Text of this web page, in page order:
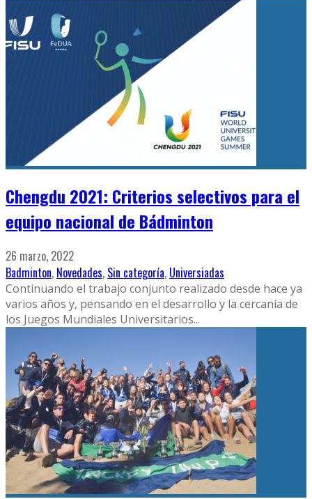
Chengdu 2021: Criterios selectivos para el
equipo nacional de Bádminton
26 marzo, 2022
Badminton, Novedades, Sin categoría, Universiadas
Continuando el trabajo conjunto realizado desde hace ya
varios años y, pensando en el desarrollo y la cercanía de
los Juegos Mundiales Universitarios...